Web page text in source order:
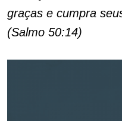
graças e cumpra
(Salmo 50:14)